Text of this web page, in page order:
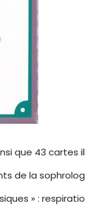
que 43 cartes
de la
» :